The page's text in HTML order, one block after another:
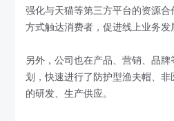
强化与天猫等第三方平台的资源
方式触达消费者，促进线上业务发
另外，公司也在产品、营销、品
划，快速进行了防护型渔夫帽、
的研发、生产供应。